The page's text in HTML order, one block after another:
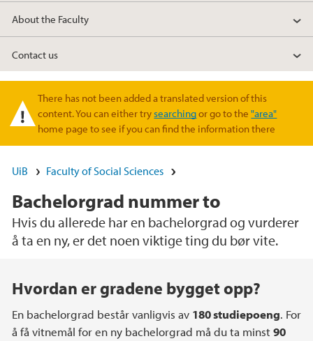
About the Faculty
Contact us
Warning message
There has not been added a translated version of this
content. You can either trysearchingor go to the"area"
home page to see if you can find the information there
UiB Faculty of Social Sciences
Bachelorgrad nummer to
Hvis du allerede har en bachelorgrad og vurderer
å ta en ny, er det noen viktige ting du bør vite.
Main content
Hvordan er gradene bygget opp?
En bachelorgrad består vanligvis av 180 studiepoeng. For
å få vitnemål for en ny bachelorgrad må du ta minst90